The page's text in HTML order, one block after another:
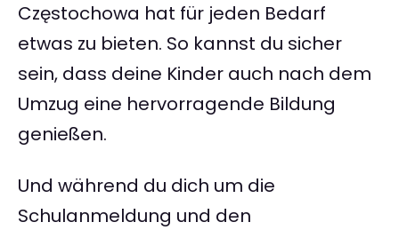
Częstochowa hat für jeden Bedarf
etwas zu bieten. So kannst du sicher
sein, dass deine Kinder auch nach dem
Umzug eine hervorragende Bildung
genießen.
Und während du dich um die
Schulanmeldung und den